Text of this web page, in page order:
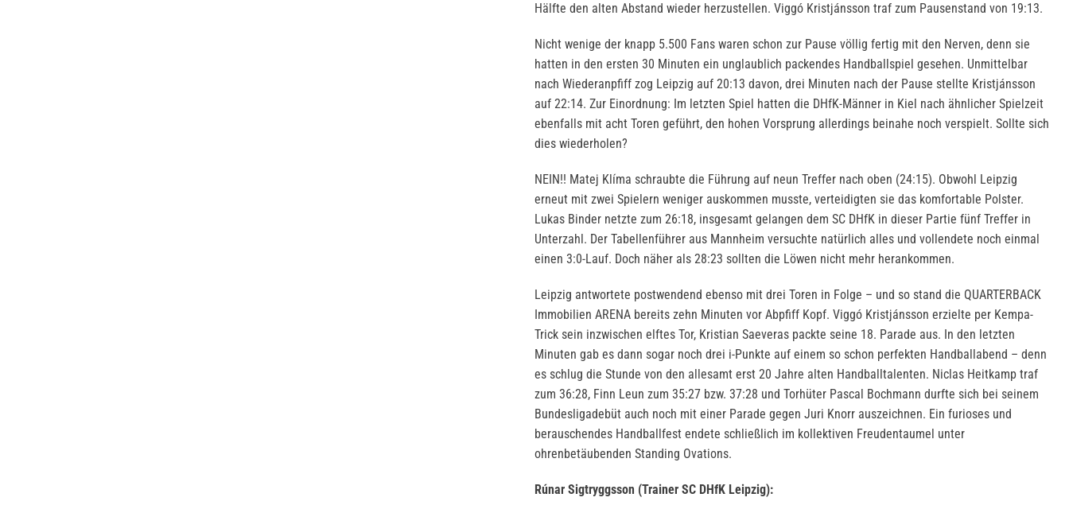
Hälfte den alten Abstand wieder herzustellen. Viggó Kristjánsson traf zum Pausenstand von 19:13.
Nicht wenige der knapp 5.500 Fans waren schon zur Pause völlig fertig mit den Nerven, denn sie
hatten in den ersten 30 Minuten ein unglaublich packendes Handballspiel gesehen. Unmittelbar
nach Wiederanpfiff zog Leipzig auf 20:13 davon, drei Minuten nach der Pause stellte Kristjánsson
auf 22:14. Zur Einordnung: Im letzten Spiel hatten die DHfK-Männer in Kiel nach ähnlicher Spielzeit
ebenfalls mit acht Toren geführt, den hohen Vorsprung allerdings beinahe noch verspielt. Sollte sich
dies wiederholen?
NEIN!! Matej Klíma schraubte die Führung auf neun Treffer nach oben (24:15). Obwohl Leipzig
erneut mit zwei Spielern weniger auskommen musste, verteidigten sie das komfortable Polster.
Lukas Binder netzte zum 26:18, insgesamt gelangen dem SC DHfK in dieser Partie fünf Treffer in
Unterzahl. Der Tabellenführer aus Mannheim versuchte natürlich alles und vollendete noch einmal
einen 3:0-Lauf. Doch näher als 28:23 sollten die Löwen nicht mehr herankommen.
Leipzig antwortete postwendend ebenso mit drei Toren in Folge – und so stand die QUARTERBACK
Immobilien ARENA bereits zehn Minuten vor Abpfiff Kopf. Viggó Kristjánsson erzielte per Kempa-
Trick sein inzwischen elftes Tor, Kristian Saeveras packte seine 18. Parade aus. In den letzten
Minuten gab es dann sogar noch drei i-Punkte auf einem so schon perfekten Handballabend – denn
es schlug die Stunde von den allesamt erst 20 Jahre alten Handballtalenten. Niclas Heitkamp traf
zum 36:28, Finn Leun zum 35:27 bzw. 37:28 und Torhüter Pascal Bochmann durfte sich bei seinem
Bundesligadebüt auch noch mit einer Parade gegen Juri Knorr auszeichnen. Ein furioses und
berauschendes Handballfest endete schließlich im kollektiven Freudentaumel unter
ohrenbetäubenden Standing Ovations.
Rúnar Sigtryggsson (Trainer SC DHfK Leipzig):